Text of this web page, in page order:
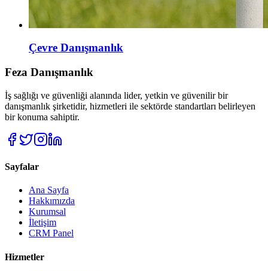
Çevre Danışmanlık
Feza Danışmanlık
İş sağlığı ve güvenliği alanında lider, yetkin ve güvenilir bir
danışmanlık şirketidir, hizmetleri ile sektörde standartları belirleyen
bir konuma sahiptir.
Sayfalar
Ana Sayfa
Hakkımızda
Kurumsal
İletişim
CRM Panel
Hizmetler